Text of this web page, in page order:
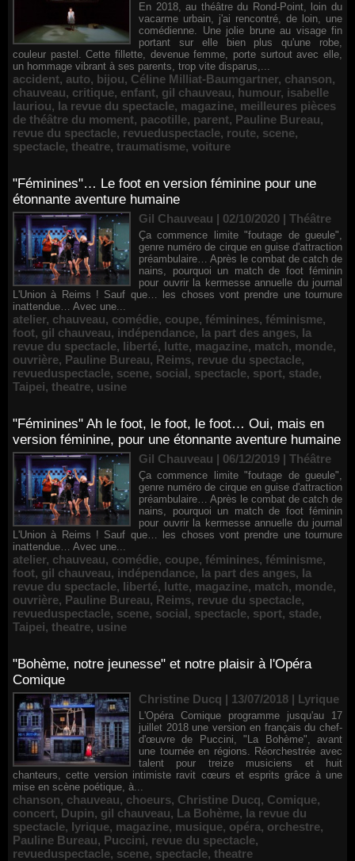
En 2018, au théâtre du Rond-Point, loin du
vacarme urbain, j'ai rencontré, de loin, une
comédienne. Une jolie brune au visage fin
portant sur elle bien plus qu'une robe,
couleur pastel. Cette fillette, devenue femme, porte surtout avec elle,
un hommage vibrant à ses parents, trop vite disparus,...
accident, auto, bijou, Céline Milliat-Baumgartner, chanson,
chauveau, critique, enfant, gil chauveau, humour, isabelle
lauriou, la revue du spectacle, magazine, meilleures pièces
de théâtre du moment, pacotille, parent, Pauline Bureau,
revue du spectacle, revueduspectacle, route, scene,
spectacle, theatre, traumatisme, voiture
"Féminines"… Le foot en version féminine pour une
étonnante aventure humaine
Gil Chauveau | 02/10/2020 | Théâtre
Ça commence limite "foutage de gueule",
genre numéro de cirque en guise d'attraction
préambulaire… Après le combat de catch de
nains, pourquoi un match de foot féminin
pour ouvrir la kermesse annuelle du journal
L'Union à Reims ! Sauf que… les choses vont prendre une tournure
inattendue… Avec une...
atelier, chauveau, comédie, coupe, féminines, féminisme,
foot, gil chauveau, indépendance, la part des anges, la
revue du spectacle, liberté, lutte, magazine, match, monde,
ouvrière, Pauline Bureau, Reims, revue du spectacle,
revueduspectacle, scene, social, spectacle, sport, stade,
Taipei, theatre, usine
"Féminines" Ah le foot, le foot, le foot… Oui, mais en
version féminine, pour une étonnante aventure humaine
Gil Chauveau | 06/12/2019 | Théâtre
Ça commence limite "foutage de gueule",
genre numéro de cirque en guise d'attraction
préambulaire… Après le combat de catch de
nains, pourquoi un match de foot féminin
pour ouvrir la kermesse annuelle du journal
L'Union à Reims ! Sauf que… les choses vont prendre une tournure
inattendue… Avec une...
atelier, chauveau, comédie, coupe, féminines, féminisme,
foot, gil chauveau, indépendance, la part des anges, la
revue du spectacle, liberté, lutte, magazine, match, monde,
ouvrière, Pauline Bureau, Reims, revue du spectacle,
revueduspectacle, scene, social, spectacle, sport, stade,
Taipei, theatre, usine
"Bohème, notre jeunesse" et notre plaisir à l'Opéra
Comique
Christine Ducq | 13/07/2018 | Lyrique
L'Opéra Comique programme jusqu'au 17
juillet 2018 une version en français du chef-
d'œuvre de Puccini, "La Bohème", avant
une tournée en régions. Réorchestrée avec
talent pour treize musiciens et huit
chanteurs, cette version intimiste ravit cœurs et esprits grâce à une
mise en scène poétique, à...
chanson, chauveau, choeurs, Christine Ducq, Comique,
concert, Dupin, gil chauveau, La Bohème, la revue du
spectacle, lyrique, magazine, musique, opéra, orchestre,
Pauline Bureau, Puccini, revue du spectacle,
revueduspectacle, scene, spectacle, theatre